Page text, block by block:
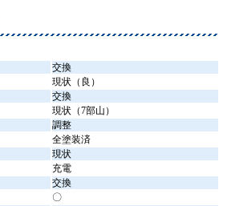
交換
現状（良）
交換
現状（7部山）
調整
全塗装済
現状
充電
交換
〇